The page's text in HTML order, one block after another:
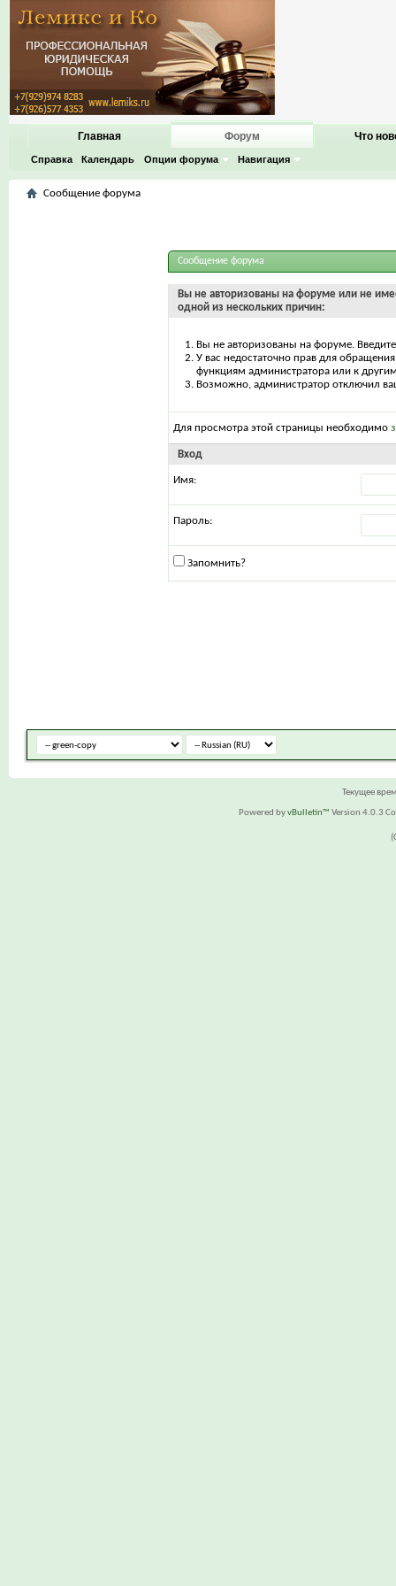
Главная Форум
Справка Календарь Опции форума Навигация
Что
Сообщение форума
Сообщение форума
Вы не авторизованы на форуме или не
одной из нескольких причин:
Вы не авторизованы на форуме.
У вас недостаточно прав для
функциям администратора или к
Возможно, администратор отключил
Для просмотра этой страницы необходимо
Вход
Имя:
Пароль:
Запомнить?
Текущее
Powered byvBulletin™ Version 4.0.3